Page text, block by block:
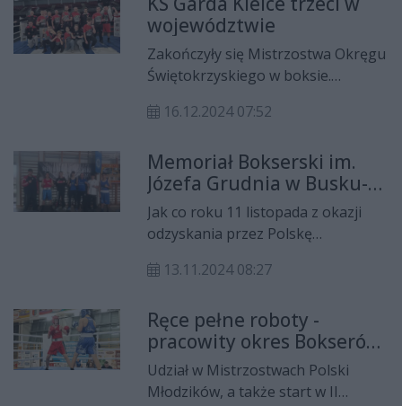
województwie
Zakończyły się Mistrzostwa Okręgu
Świętokrzyskiego w boksie.
klasyfikacji drużynowej zajęli 3
16.12.2024 07:52
Memoriał Bokserski im.
Józefa Grudnia w Busku-
Zdroju
Jak co roku 11 listopada z okazji
odzyskania przez Polskę
Bokserski im. Józefa Grudnia w
udział zawodnicy K.S "SKALNIK"
Wiśniówka.
13.11.2024 08:27
Ręce pełne roboty -
pracowity okres Bokserów
z Wiśniówki
Udział w Mistrzostwach Polski
Młodzików, a także start w II